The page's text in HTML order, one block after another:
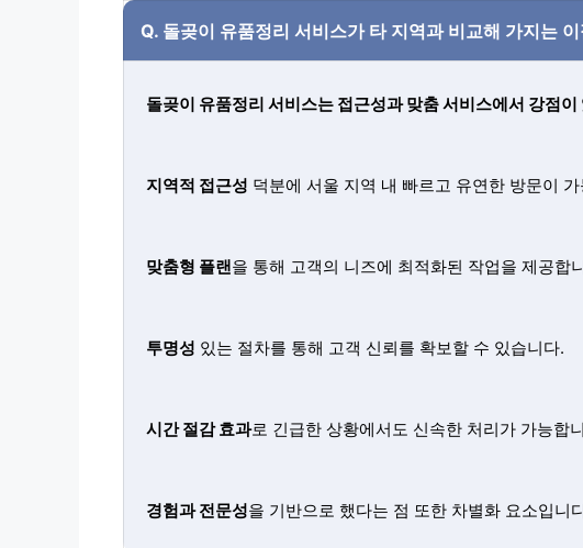
Q. 돌곶이 유품정리 서비스가 타 지역과 비교해 가지는
돌곶이 유품정리 서비스는 접근성과 맞춤 서비스에서 강점이
지역적 접근성 덕분에 서울 지역 내 빠르고 유연한 방문이
맞춤형 플랜을 통해 고객의 니즈에 최적화된 작업을 제공합
투명성 있는 절차를 통해 고객 신뢰를 확보할 수 있습니다.
시간 절감 효과로 긴급한 상황에서도 신속한 처리가 가능합
경험과 전문성을 기반으로 했다는 점 또한 차별화 요소입니